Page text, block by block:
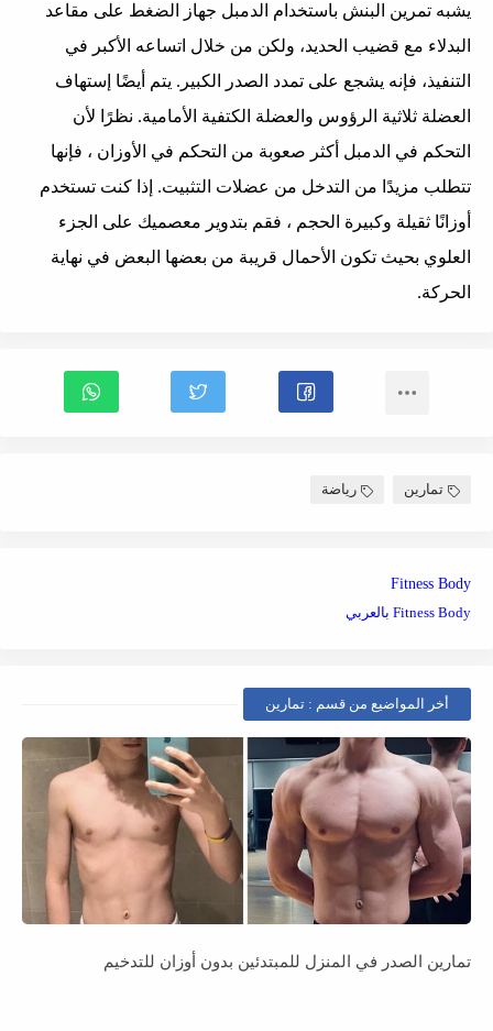
يشبه تمرين البنش باستخدام الدمبل جهاز الضغط على مقاعد
البدلاء مع قضيب الحديد، ولكن من خلال اتساعه الأكبر في
التنفيذ، فإنه يشجع على تمدد الصدر الكبير. يتم أيضًا إستهاف
العضلة ثلاثية الرؤوس والعضلة الكتفية الأمامية. نظرًا لأن
التحكم في الدمبل أكثر صعوبة من التحكم في الأوزان ، فإنها
تتطلب مزيدًا من التدخل من عضلات التثبيت. إذا كنت تستخدم
أوزانًا ثقيلة وكبيرة الحجم ، فقم بتدوير معصميك على الجزء
العلوي بحيث تكون الأحمال قريبة من بعضها البعض في نهاية
الحركة.
تمارين رياضة
Fitness Body
Fitness Body بالعربي
أخر المواضيع من قسم : تمارين
تمارين الصدر في المنزل للمبتدئين بدون أوزان للتدخيم